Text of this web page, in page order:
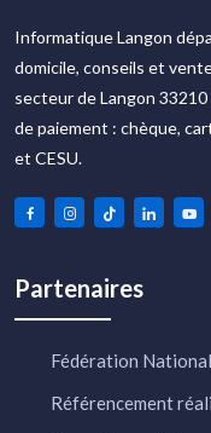
Informatique Langon
domicile, conseils et
secteur de Langon
de paiement : chèque,
et CESU.
Partenaires
Fédération
Référencement